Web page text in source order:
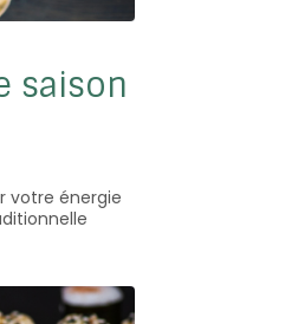
saison
votre énergie